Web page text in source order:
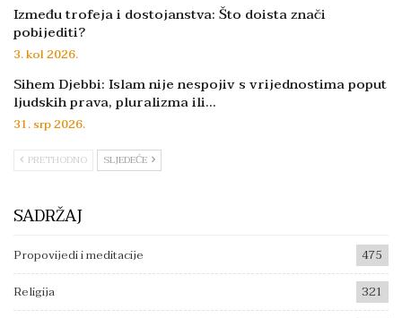
Između trofeja i dostojanstva: Što doista znači
pobijediti?
3. kol 2026.
Sihem Djebbi: Islam nije nespojiv s vrijednostima poput
ljudskih prava, pluralizma ili…
31. srp 2026.
PRETHODNO SLJEDEĆE
SADRŽAJ
Propovijedi i meditacije
475
Religija
321